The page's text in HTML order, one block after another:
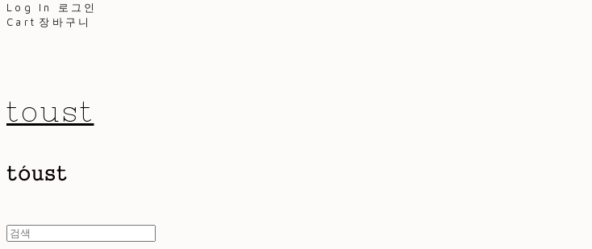
Log In
로그인
Cart 장바구니
toust